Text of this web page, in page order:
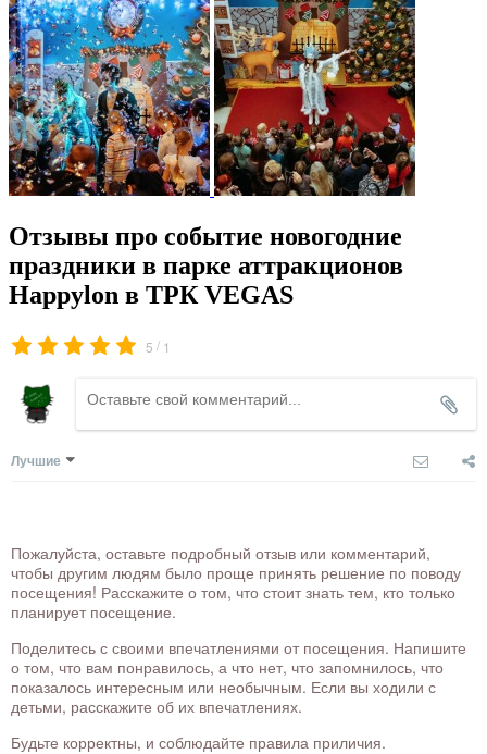
Отзывы про событие новогодние
праздники в парке аттракционов
Happylon в ТРК VEGAS
5 / 1
Лучшие
Пожалуйста, оставьте подробный отзыв или комментарий,
чтобы другим людям было проще принять решение по поводу
посещения! Расскажите о том, что стоит знать тем, кто только
планирует посещение.
Поделитесь с своими впечатлениями от посещения. Напишите
о том, что вам понравилось, а что нет, что запомнилось, что
показалось интересным или необычным. Если вы ходили с
детьми, расскажите об их впечатлениях.
Будьте корректны, и соблюдайте правила приличия.